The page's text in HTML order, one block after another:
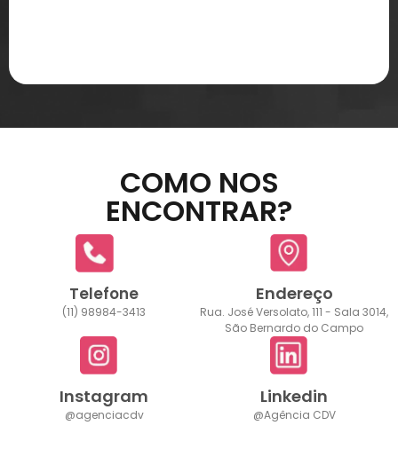
COMO NOS
ENCONTRAR?
Telefone
(11) 98984-3413
Endereço
Rua. José Versolato, 111 - Sala 3014,
São Bernardo do Campo
Instagram
@agenciacdv
Linkedin
@Agência CDV